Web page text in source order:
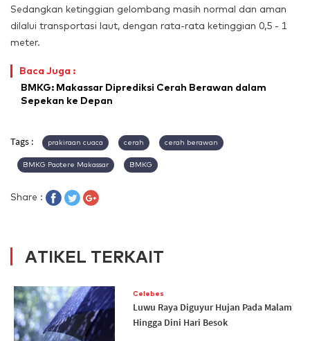
Sedangkan ketinggian gelombang masih normal dan aman
dilalui transportasi laut, dengan rata-rata ketinggian 0,5 - 1
meter.
Baca Juga :
BMKG: Makassar Diprediksi Cerah Berawan dalam
Sepekan ke Depan
Tags : prakiraan cuaca cerah cerah berawan
BMKG Paotere Makassar BMKG
Share :
ATIKEL TERKAIT
Celebes
Luwu Raya Diguyur Hujan Pada Malam
Hingga Dini Hari Besok